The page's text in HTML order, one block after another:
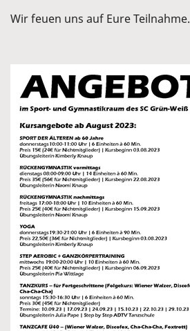
Wir feuen uns auf Eure Teilnahme.